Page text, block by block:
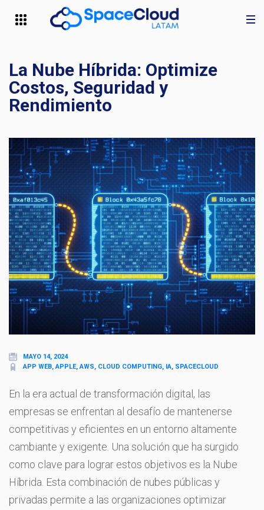
La Nube Híbrida: Optimize
Costos, Seguridad y
Rendimiento
MAYO 14, 2024
APP WEB, APPLE, AWS, CLOUD COMPUTING, IA, SPACECLOUD
En la era actual de transformación digital, las
empresas se enfrentan al desafío de mantenerse
competitivas y eficientes en un entorno altamente
cambiante y exigente. Una solución que ha surgido
como clave para lograr estos objetivos es la Nube
Híbrida. Esta combinación de nubes públicas y
privadas permite a las organizaciones optimizar